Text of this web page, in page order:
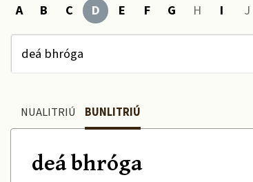
A B C D E F G H I J
NUALITRIÚ BUNLITRIÚ
deá bhróga